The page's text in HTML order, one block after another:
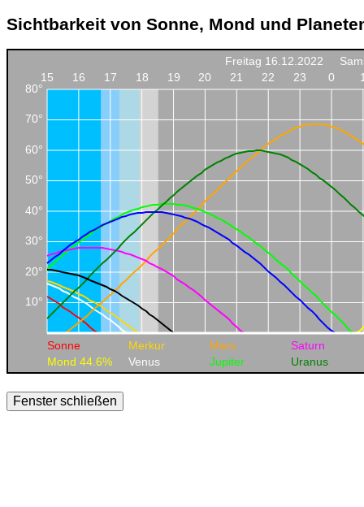
Sichtbarkeit von Sonne, Mond und
10°
20°
30°
40°
50°
60°
70°
80°
Freitag 16.12.2022
15
16 17 18 19 20 21 22 23 0
Sonne
Mond 44.6%
Merkur
Venus
Mars
Jupiter
Saturn
Uranus
Fenster schließen